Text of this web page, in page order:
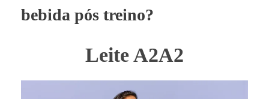
bebida pós treino?
Leite A2A2